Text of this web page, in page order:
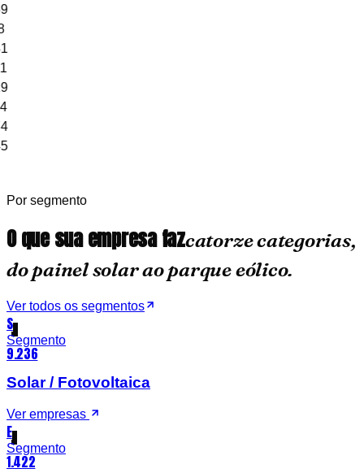
Por segmento
O que sua empresa fazcatorze categorias,
do painel solar ao parque eólico.
Ver todos os segmentos
S
Segmento
9.236
Solar / Fotovoltaica
Ver empresas
E
Segmento
1.422